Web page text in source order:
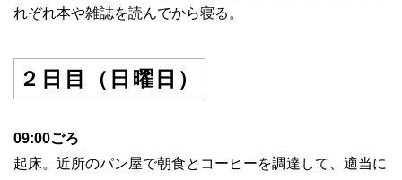
れぞれ本や雑誌を読んでから寝る。
２日目（日曜日）
09:00ごろ
起床。近所のパン屋で朝食とコーヒーを調達して、適当に